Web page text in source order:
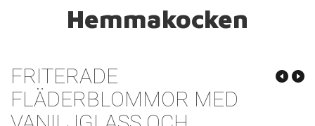
Hemmakocken
FRITERADE
FLÄDERBLOMMOR MED